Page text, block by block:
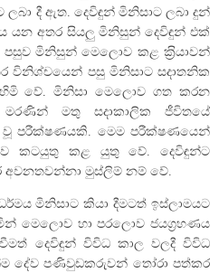
දී ඇත. දෙවිඳුන් මිනිසාට ලබා දුන්
යන අතර සියලු මිනිසුන් දෙවිඳුන් එක්
පසුව මිනිසුන් මෙලොව කළ ක‍්‍රියාවන්
විනිශ්චයෙන් පසු මිනිසාට සදාතනික
වේ. මිනිසා මෙලොව ගත කරන
මතු සදාකාලික ජීවිතයේ
වූ පරීක්ෂණයකි. මෙම පරීක්ෂණයෙන්
කටයුතු කළ යුතු වේ. දෙවිඳුන්ට
අවනතවන්නා මුස්ලිම් නම් වේ.
මිනිසාට කියා දීමටත් ඉස්ලාමයට
මෙලොව හා පරලොව ජයග‍්‍රහණය
දෙවිඳුන් විවිධ කාල වලදී විවිධ
දේව පණිවුඩකරුවන් තෝරා පත්කර